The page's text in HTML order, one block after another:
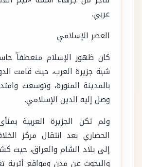
عربي.
العصر الإسلامي
كان ظهور الإسلام منعطفاً
شبة جزيرة العرب، حيث قامت
بالمدينة المنورة، وتوسعت
وصل إليه الدين الإسلامي.
ولم تكن الجزيرة العربية
الحضاري بعد انتقال مركز
إلى بلاد الشام والعراق، حيث
والبحوث عن مدن ومواقع أثرية